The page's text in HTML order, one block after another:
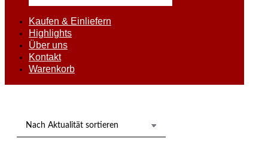
Kaufen & Einliefern
Highlights
Über uns
Kontakt
Warenkorb